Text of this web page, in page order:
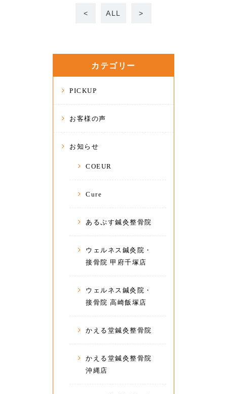
< ALL >
カテゴリー
PICKUP
お客様の声
お知らせ
COEUR
Cure
あるぷす鍼灸整骨院
ウェルネス鍼灸院・
接骨院 甲府千塚店
ウェルネス鍼灸院・
接骨院 高崎飯塚店
かえる堂鍼灸整骨院
かえる堂鍼灸整骨院
沖縄店